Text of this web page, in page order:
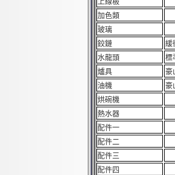
上線板
加色類
玻璃
鉸鏈
緩
水龍頭
標
爐具
豪
油機
豪
烘碗機
熱水器
配件一
配件二
配件三
配件四